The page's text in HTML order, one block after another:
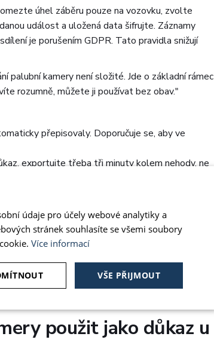
úhel záběru pouze na vozovku, zvolte
událost a uložená data šifrujte. Záznamy
je porušením GDPR. Tato pravidla snižují
palubní kamery není složité. Jde o základní rámec
rozumně, můžete ji používat bez obav."
přepisovaly. Doporučuje se, aby ve
exportujte třeba tři minuty kolem nehody, ne
chodníkům, oknům domů a místům, kde se
ne na detail obličejů.
"Pro pobavení" ani "pro poučení ostatních řidičů"
dat (pojišťovně, policii) vynechte zvuk, pokud
použit jako důkaz u
údaje pro účely webové analytiky a
stránek souhlasíte se všemi soubory
Více informací
VŠE PŘIJMOUT
Marketing Nezařazené soubory